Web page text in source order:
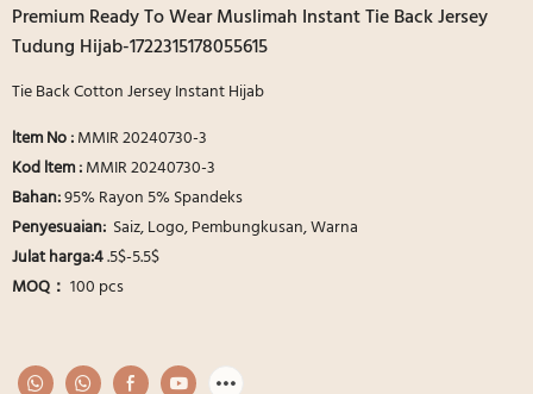
Premium Ready To Wear Muslimah Instant Tie Back Jersey
Tudung Hijab-1722315178055615
Tie Back Cotton Jersey Instant Hijab
ltem No :MMIR 20240730-3
Kod ltem :MMIR 20240730-3
Bahan:95% Rayon 5% Spandeks
Penyesuaian: Saiz, Logo, Pembungkusan, Warna
Julat harga:4.5$-5.5$
MOQ： 100 pcs